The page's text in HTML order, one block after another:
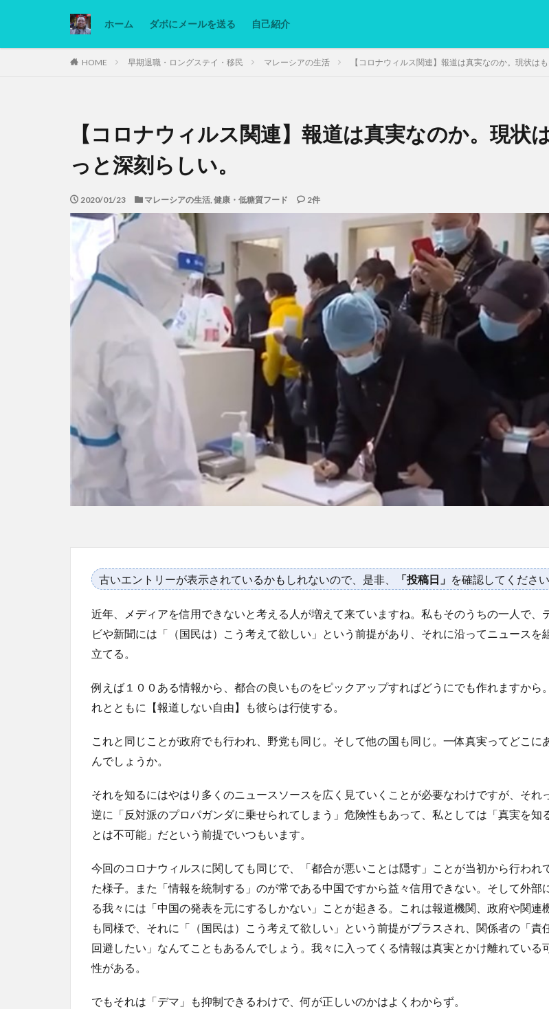
ホーム ダボにメールを送る 自己紹介
HOME 早期退職・ロングステイ・移民 マレーシアの生活 【コロナウィルス関連】報道は真実なのか。現状はも
【コロナウィルス関連】報道は真実なのか。現状
っと深刻らしい。
2020/01/23 マレーシアの生活, 健康・低糖質フード 2件
古いエントリーが表示されているかもしれないので、是非、 「投稿日」 を確認してください
近年、メディアを信用できないと考える人が増えて来ていますね。私もそのうちの一人で、
ビや新聞には「（国民は）こう考えて欲しい」という前提があり、それに沿ってニュースを
立てる。
例えば１００ある情報から、都合の良いものをピックアップすればどうにでも作れますから
れとともに【報道しない自由】も彼らは行使する。
これと同じことが政府でも行われ、野党も同じ。そして他の国も同じ。一体真実ってどこに
んでしょうか。
それを知るにはやはり多くのニュースソースを広く見ていくことが必要なわけですが、それ
逆に「反対派のプロパガンダに乗せられてしまう」危険性もあって、私としては「真実を知
とは不可能」だという前提でいつもいます。
今回のコロナウィルスに関しても同じで、「都合が悪いことは隠す」ことが当初から行われ
た様子。また「情報を統制する」のが常である中国ですから益々信用できない。そして外部
る我々には「中国の発表を元にするしかない」ことが起きる。これは報道機関、政府や関連
も同様で、それに「（国民は）こう考えて欲しい」という前提がプラスされ、関係者の「責
回避したい」なんてこともあるんでしょう。我々に入ってくる情報は真実とかけ離れている
性がある。
でもそれは「デマ」も抑制できるわけで、何が正しいのかはよくわからず。
カテゴリー
Ninjatrader PC グリグリ画像 マレーシア動画 ヨーグルト